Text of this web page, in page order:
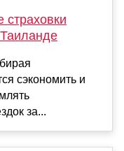
страховки
сэкономить и
за...